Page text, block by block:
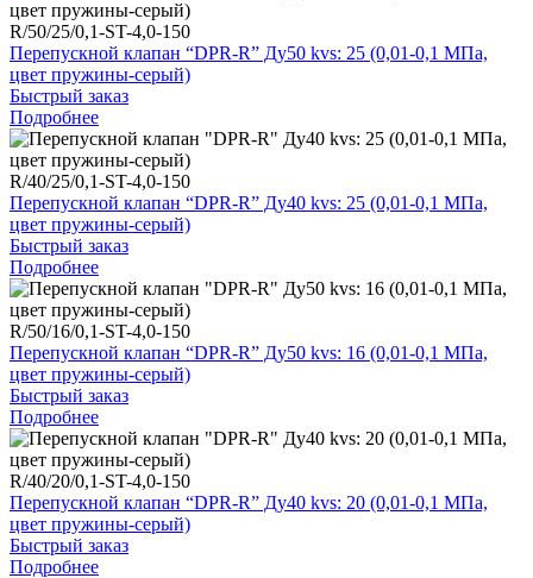
R/50/25/0,1-ST-4,0-150
Перепускной клапан “DPR-R” Ду50 kvs: 25 (0,01-0,1 МПа,
цвет пружины-серый)
Быстрый заказ
Подробнее
R/40/25/0,1-ST-4,0-150
Перепускной клапан “DPR-R” Ду40 kvs: 25 (0,01-0,1 МПа,
цвет пружины-серый)
Быстрый заказ
Подробнее
R/50/16/0,1-ST-4,0-150
Перепускной клапан “DPR-R” Ду50 kvs: 16 (0,01-0,1 МПа,
цвет пружины-серый)
Быстрый заказ
Подробнее
R/40/20/0,1-ST-4,0-150
Перепускной клапан “DPR-R” Ду40 kvs: 20 (0,01-0,1 МПа,
цвет пружины-серый)
Быстрый заказ
Подробнее